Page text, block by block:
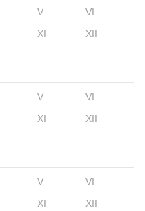
V
VI
XI XII
V
VI
XI XII
V
VI
XI XII